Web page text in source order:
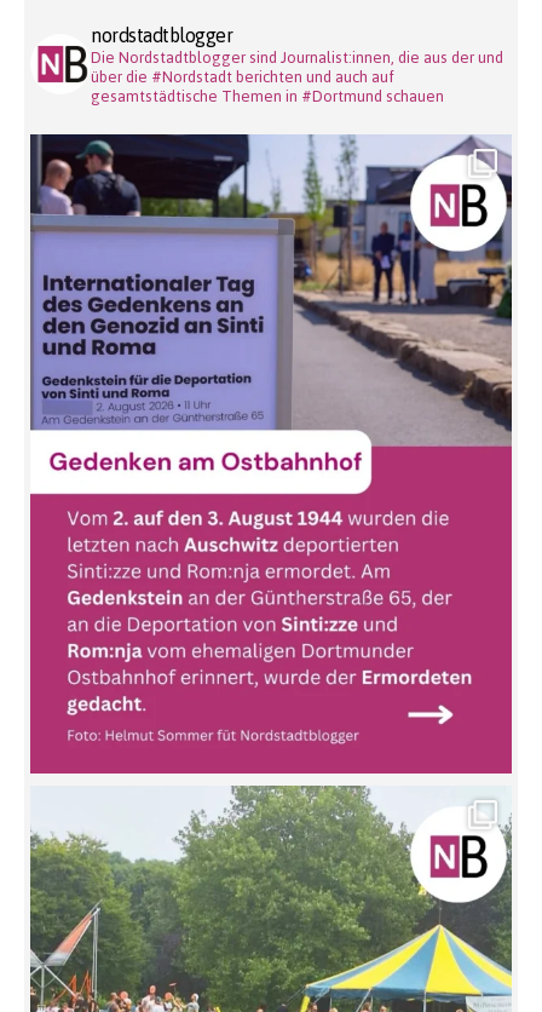
nordstadtblogger
Die Nordstadtblogger sind Journalist:innen, die aus der und
über die #Nordstadt berichten und auch auf
gesamtstädtische Themen in #Dortmund schauen